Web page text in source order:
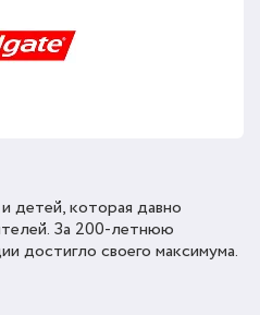
детей, которая давно
За 200-летнюю
достигло своего максимума.